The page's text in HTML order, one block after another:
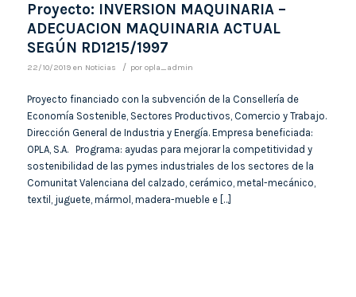
Proyecto: INVERSION MAQUINARIA –
ADECUACION MAQUINARIA ACTUAL
SEGÚN RD1215/1997
22/10/2019 en Noticias / por opla_admin
Proyecto financiado con la subvención de la Consellería de
Economía Sostenible, Sectores Productivos, Comercio y Trabajo.
Dirección General de Industria y Energía. Empresa beneficiada:
OPLA, S.A. Programa: ayudas para mejorar la competitividad y
sostenibilidad de las pymes industriales de los sectores de la
Comunitat Valenciana del calzado, cerámico, metal-mecánico,
textil, juguete, mármol, madera-mueble e […]